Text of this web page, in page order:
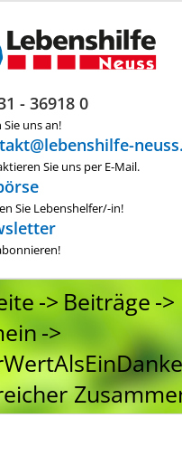
- 36918 0
Sie uns an!
Sie uns per E-Mail.
Sie Lebenshelfer/-in!
Beiträge